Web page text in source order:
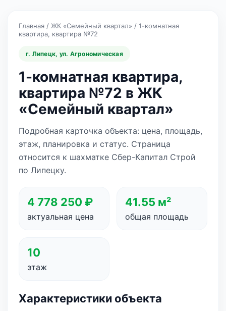
Главная / ЖК «Семейный квартал» / 1-комнатная
квартира, квартира №72
г. Липецк, ул. Агрономическая
1-комнатная квартира,
квартира №72 в ЖК
«Семейный квартал»
Подробная карточка объекта: цена, площадь,
этаж, планировка и статус. Страница
относится к шахматке Сбер-Капитал Строй
по Липецку.
4 778 250 ₽
актуальная цена
41.55 м²
общая площадь
10
этаж
Характеристики объекта